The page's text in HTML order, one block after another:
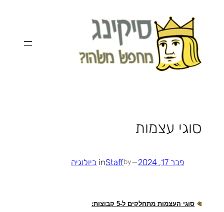
סוגי עצמות
פבר 17, 2024 —
by
Staff
in ביולוגיה
סוגי העצמות מתחלקים ל-5 קבוצות: